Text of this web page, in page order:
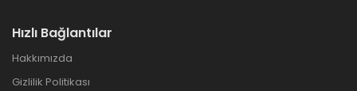
Hızlı Bağlantılar
Hakkımızda
Gizlilik Politikası